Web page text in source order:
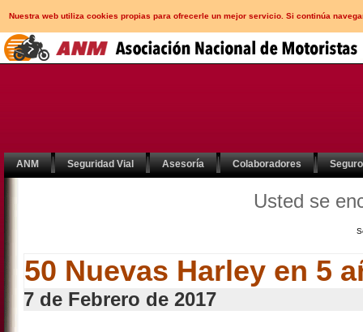
Nuestra web utiliza cookies propias para ofrecerle un mejor servicio. Si continúa
ANM Seguridad Vial Asesoría Colaboradores
Usted se
50 Nuevas Harley en 5
7 de Febrero de 2017